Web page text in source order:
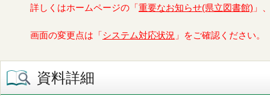
詳しくはホームページの「 重要なお知らせ(県立図書館) 」
画面の変更点は「 システム対応状況 」をご確認ください。
資料詳細